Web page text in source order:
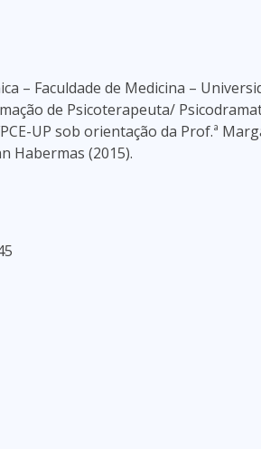
– Faculdade de Medicina –
de Psicoterapeuta/
UP sob orientação da Prof.ª
Habermas (2015).